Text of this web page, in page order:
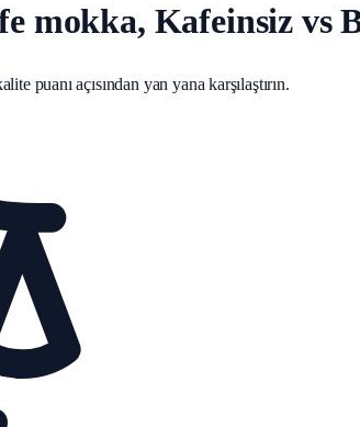
mokka, Kafeinsiz vs
puanı açısından yan yana karşılaştırın.